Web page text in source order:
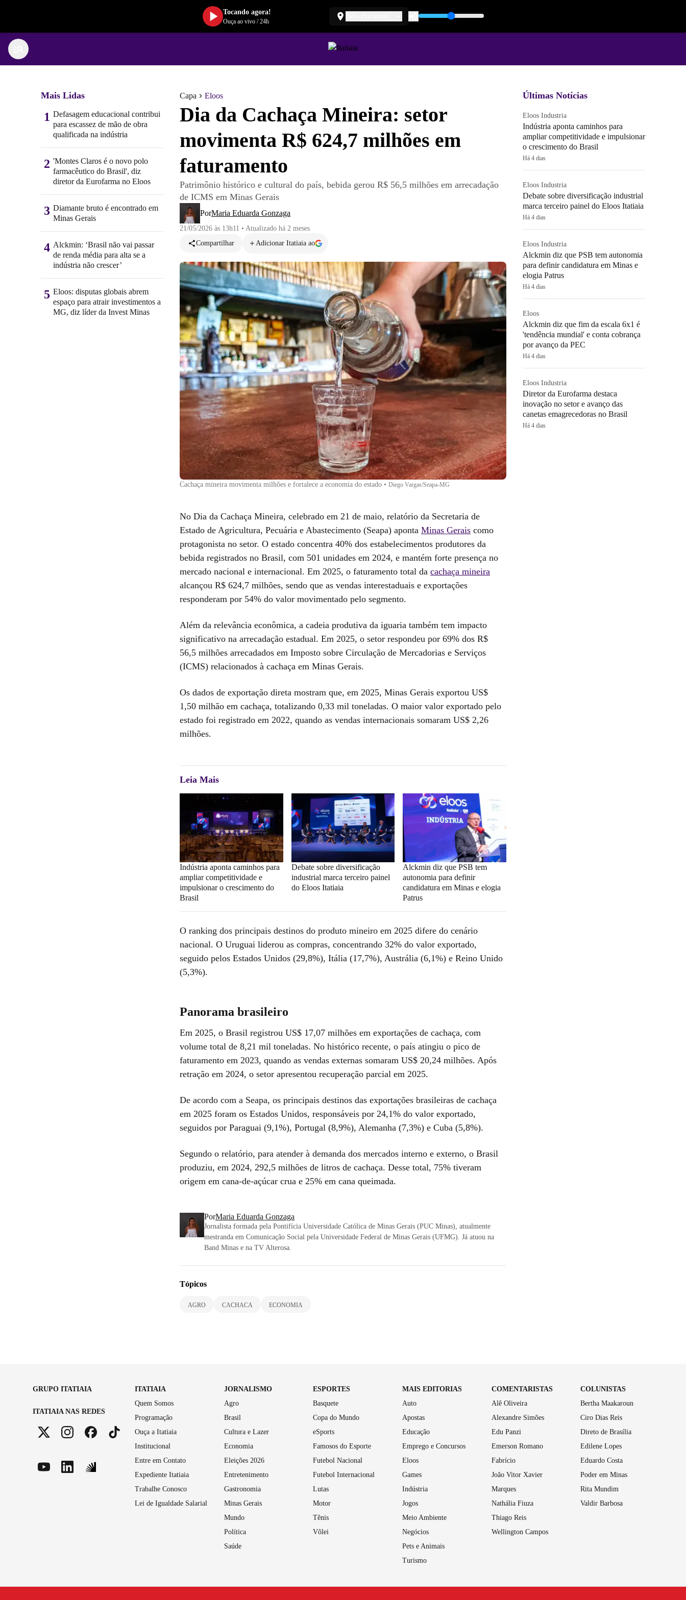
Capa Eloos
Dia da Cachaça Mineira: setor
movimenta R$ 624,7 milhões em
faturamento
Patrimônio histórico e cultural do país, bebida gerou R$ 56,5 milhões em arrecadação
de ICMS em Minas Gerais
PorMaria Eduarda Gonzaga
21/05/2026 às 13h11 • Atualizado há 2 meses
Compartilhar
Adicionar Itatiaia ao
Cachaça mineira movimenta milhões e fortalece a economia do estado • Diego Vargas/Seapa-MG
No Dia da Cachaça Mineira, celebrado em 21 de maio, relatório da Secretaria de
Estado de Agricultura, Pecuária e Abastecimento (Seapa) aponta Minas Gerais como
protagonista no setor. O estado concentra 40% dos estabelecimentos produtores da
bebida registrados no Brasil, com 501 unidades em 2024, e mantém forte presença no
mercado nacional e internacional. Em 2025, o faturamento total da cachaça mineira
alcançou R$ 624,7 milhões, sendo que as vendas interestaduais e exportações
responderam por 54% do valor movimentado pelo segmento.
Além da relevância econômica, a cadeia produtiva da iguaria também tem impacto
significativo na arrecadação estadual. Em 2025, o setor respondeu por 69% dos R$
56,5 milhões arrecadados em Imposto sobre Circulação de Mercadorias e Serviços
(ICMS) relacionados à cachaça em Minas Gerais.
Os dados de exportação direta mostram que, em 2025, Minas Gerais exportou US$
1,50 milhão em cachaça, totalizando 0,33 mil toneladas. O maior valor exportado pelo
estado foi registrado em 2022, quando as vendas internacionais somaram US$ 2,26
milhões.
Leia Mais
Indústria aponta caminhos para
ampliar competitividade e
impulsionar o crescimento do
Brasil
Debate sobre diversificação
industrial marca terceiro painel
do Eloos Itatiaia
Alckmin diz que PSB tem
autonomia para definir
candidatura em Minas e elogia
Patrus
O ranking dos principais destinos do produto mineiro em 2025 difere do cenário
nacional. O Uruguai liderou as compras, concentrando 32% do valor exportado,
seguido pelos Estados Unidos (29,8%), Itália (17,7%), Austrália (6,1%) e Reino Unido
(5,3%).
Panorama brasileiro
Em 2025, o Brasil registrou US$ 17,07 milhões em exportações de cachaça, com
volume total de 8,21 mil toneladas. No histórico recente, o país atingiu o pico de
faturamento em 2023, quando as vendas externas somaram US$ 20,24 milhões. Após
retração em 2024, o setor apresentou recuperação parcial em 2025.
De acordo com a Seapa, os principais destinos das exportações brasileiras de cachaça
em 2025 foram os Estados Unidos, responsáveis por 24,1% do valor exportado,
seguidos por Paraguai (9,1%), Portugal (8,9%), Alemanha (7,3%) e Cuba (5,8%).
Segundo o relatório, para atender à demanda dos mercados interno e externo, o Brasil
produziu, em 2024, 292,5 milhões de litros de cachaça. Desse total, 75% tiveram
origem em cana-de-açúcar crua e 25% em cana queimada.
PorMaria Eduarda Gonzaga
Jornalista formada pela Pontifícia Universidade Católica de Minas Gerais (PUC Minas), atualmente
mestranda em Comunicação Social pela Universidade Federal de Minas Gerais (UFMG). Já atuou na
Band Minas e na TV Alterosa.
Tópicos
AGRO CACHACA ECONOMIA
Mais Lidas
1 Defasagem educacional contribui
para escassez de mão de obra
qualificada na indústria
2 'Montes Claros é o novo polo
farmacêutico do Brasil', diz
diretor da Eurofarma no Eloos
3 Diamante bruto é encontrado em
Minas Gerais
4 Alckmin: ‘Brasil não vai passar
de renda média para alta se a
indústria não crescer’
5 Eloos: disputas globais abrem
espaço para atrair investimentos a
MG, diz líder da Invest Minas
Últimas Notícias
Eloos Industria
Indústria aponta caminhos para
ampliar competitividade e impulsionar
o crescimento do Brasil
Há 4 dias
Eloos Industria
Debate sobre diversificação industrial
marca terceiro painel do Eloos Itatiaia
Há 4 dias
Eloos Industria
Alckmin diz que PSB tem autonomia
para definir candidatura em Minas e
elogia Patrus
Há 4 dias
Eloos
Alckmin diz que fim da escala 6x1 é
'tendência mundial' e conta cobrança
por avanço da PEC
Há 4 dias
Eloos Industria
Diretor da Eurofarma destaca
inovação no setor e avanço das
canetas emagrecedoras no Brasil
Há 4 dias
GRUPO ITATIAIA
ITATIAIA NAS REDES
ITATIAIA
Quem Somos
Programação
Ouça a Itatiaia
Institucional
Entre em Contato
Expediente Itatiaia
Trabalhe Conosco
Lei de Igualdade Salarial
JORNALISMO
Agro
Brasil
Cultura e Lazer
Economia
Eleições 2026
Entretenimento
Gastronomia
Minas Gerais
Mundo
Política
Saúde
ESPORTES
Basquete
Copa do Mundo
eSports
Famosos do Esporte
Futebol Nacional
Futebol Internacional
Lutas
Motor
Tênis
Vôlei
MAIS EDITORIAS
Auto
Apostas
Educação
Emprego e Concursos
Eloos
Games
Indústria
Jogos
Meio Ambiente
Negócios
Pets e Animais
Turismo
COMENTARISTAS
Alê Oliveira
Alexandre Simões
Edu Panzi
Emerson Romano
Fabrício
João Vitor Xavier
Marques
Nathália Fiuza
Thiago Reis
Wellington Campos
COLUNISTAS
Bertha Maakaroun
Ciro Dias Reis
Direto de Brasília
Edilene Lopes
Eduardo Costa
Poder em Minas
Rita Mundim
Valdir Barbosa
Tocando agora!
Ouça ao vivo/24h